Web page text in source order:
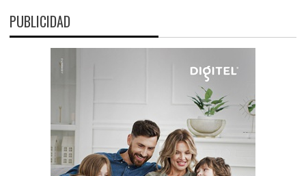
PUBLICIDAD